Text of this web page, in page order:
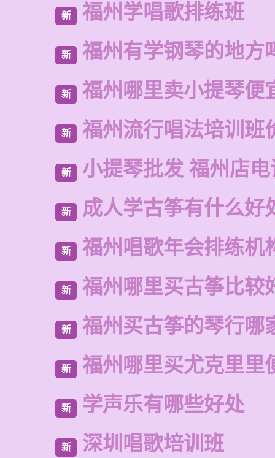
新 福州学唱歌排练班
新 福州有学钢琴的地方
新 福州哪里卖小提琴便
新 福州流行唱法培训班
新 小提琴批发 福州店
新 成人学古筝有什么好
新 福州唱歌年会排练机
新 福州哪里买古筝比较
新 福州买古筝的琴行哪
新 福州哪里买尤克里里
新 学声乐有哪些好处
新 深圳唱歌培训班